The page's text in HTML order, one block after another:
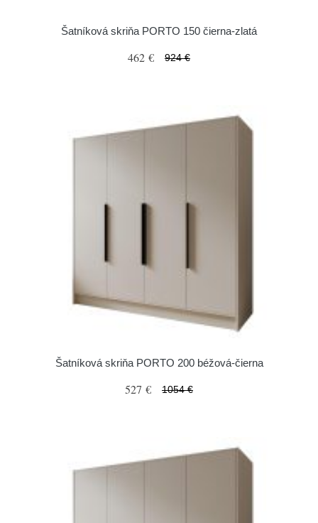
Šatníková skriňa PORTO 150 čierna-zlatá
462 € 924 €
Šatníková skriňa PORTO 200 béžová-čierna
527 € 1054 €